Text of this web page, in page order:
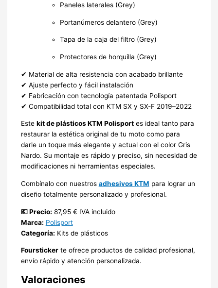
Paneles laterales (Grey)
Portanúmeros delantero (Grey)
Tapa de la caja del filtro (Grey)
Protectores de horquilla (Grey)
✔ Material de alta resistencia con acabado brillante
✔ Ajuste perfecto y fácil instalación
✔ Fabricación con tecnología patentada Polisport
✔ Compatibilidad total con KTM SX y SX-F 2019–2022
Este kit de plásticos KTM Polisportes ideal tanto para
restaurar la estética original de tu moto como para
darle un toque más elegante y actual con el color Gris
Nardo. Su montaje es rápido y preciso, sin necesidad de
modificaciones ni herramientas especiales.
Combínalo con nuestros adhesivos KTM para lograr un
diseño totalmente personalizado y profesional.
💶 Precio: 87,95 € IVA incluido
Marca: Polisport
Categoría: Kits de plásticos
Fourstickerte ofrece productos de calidad profesional,
envío rápido y atención personalizada.
Valoraciones